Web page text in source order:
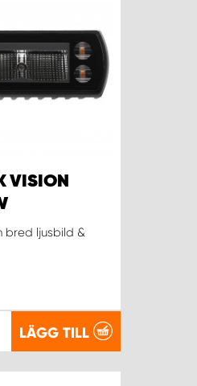
VISION
bred ljusbild &
LÄGG TILL